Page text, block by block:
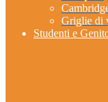
Griglie di
Studenti e